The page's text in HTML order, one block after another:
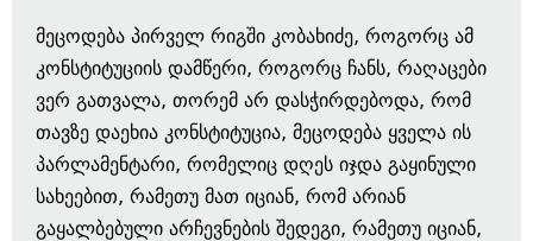
მეცოდება პირველ რიგში კობახიძე, როგორც ამ
კონსტიტუციის დამწერი, როგორც ჩანს, რაღაცები
ვერ გათვალა, თორემ არ დასჭირდებოდა, რომ
თავზე დაეხია კონსტიტუცია, მეცოდება ყველა ის
პარლამენტარი, რომელიც დღეს იჯდა გაყინული
სახეებით, რამეთუ მათ იციან, რომ არიან
გაყალბებული არჩევნების შედეგი, რამეთუ იციან,